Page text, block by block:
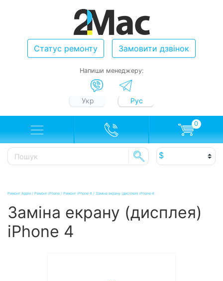
Статус ремонту Замовити дзвінок
Напиши менеджеру:
Укр Рус
0
Ремонт Apple / Ремонт iPhone / Ремонт iPhone 4 / Заміна екрану (дисплея) iPhone 4
Заміна екрану (дисплея)
iPhone 4